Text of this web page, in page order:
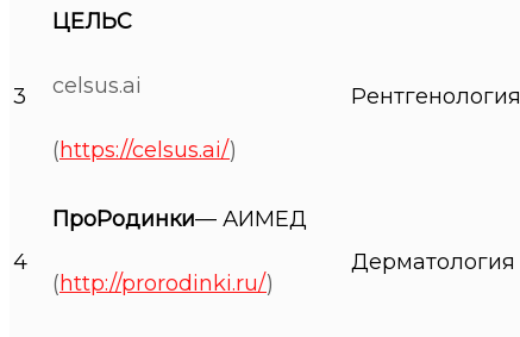
3
ЦЕЛЬС
celsus.ai
(https://celsus.ai/)
Рентгенология
4
ПроРодинки— АИМЕД
(http://prorodinki.ru/)
Дерматология